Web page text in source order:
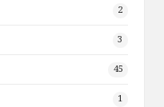
2
3
45
1